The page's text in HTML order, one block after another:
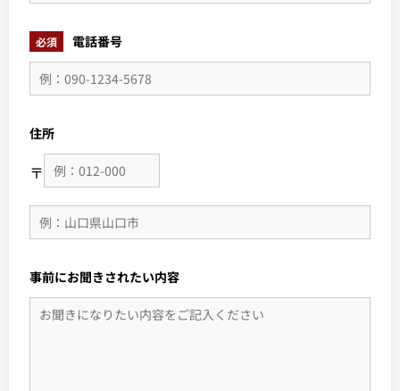
必須 電話番号
住所
〒
事前にお聞きされたい内容